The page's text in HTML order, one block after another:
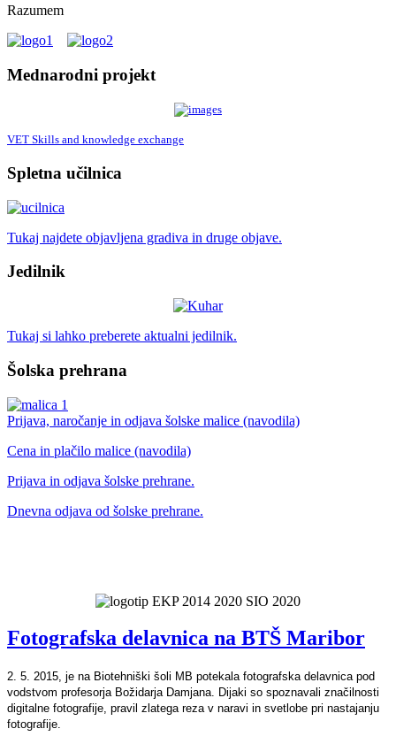
Razumem
Mednarodni projekt
VET Skills and knowledge exchange
Spletna učilnica
Tukaj najdete objavljena gradiva in druge objave.
Jedilnik
Tukaj si lahko preberete aktualni jedilnik.
Šolska prehrana
Prijava, naročanje in odjava šolske malice (navodila)
Cena in plačilo malice (navodila)
Prijava in odjava šolske prehrane.
Dnevna odjava od šolske prehrane.
Fotografska delavnica na BTŠ Maribor
2. 5. 2015, je na Biotehniški šoli MB potekala fotografska delavnica pod
vodstvom profesorja Božidarja Damjana. Dijaki so spoznavali značilnosti
digitalne fotografije, pravil zlatega reza v naravi in svetlobe pri nastajanju
fotografije.